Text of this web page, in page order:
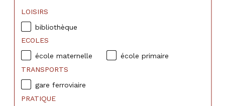
LOISIRS
bibliothèque
ECOLES
école maternelle
école primaire
TRANSPORTS
gare ferroviaire
PRATIQUE